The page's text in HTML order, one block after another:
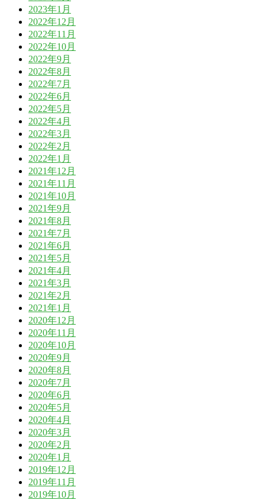
2023年1月
2022年12月
2022年11月
2022年10月
2022年9月
2022年8月
2022年7月
2022年6月
2022年5月
2022年4月
2022年3月
2022年2月
2022年1月
2021年12月
2021年11月
2021年10月
2021年9月
2021年8月
2021年7月
2021年6月
2021年5月
2021年4月
2021年3月
2021年2月
2021年1月
2020年12月
2020年11月
2020年10月
2020年9月
2020年8月
2020年7月
2020年6月
2020年5月
2020年4月
2020年3月
2020年2月
2020年1月
2019年12月
2019年11月
2019年10月